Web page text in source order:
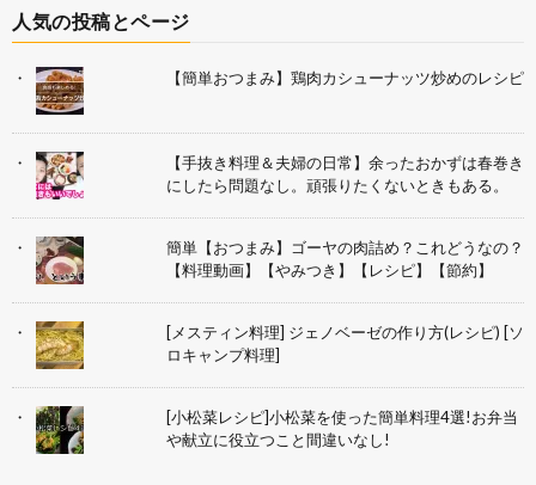
人気の投稿とページ
【簡単おつまみ】鶏肉カシューナッツ炒めのレシピ
【手抜き料理＆夫婦の日常】余ったおかずは春巻き
にしたら問題なし。頑張りたくないときもある。
簡単【おつまみ】ゴーヤの肉詰め？これどうなの？
【料理動画】【やみつき】【レシピ】【節約】
[メスティン料理] ジェノベーゼの作り方(レシピ) [ソ
ロキャンプ料理]
[小松菜レシピ]小松菜を使った簡単料理4選!お弁当
や献立に役立つこと間違いなし!